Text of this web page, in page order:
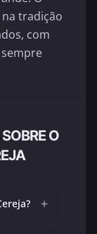
tradição
com
O
+